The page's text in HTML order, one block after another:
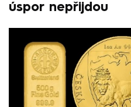
úspor nepřijdou